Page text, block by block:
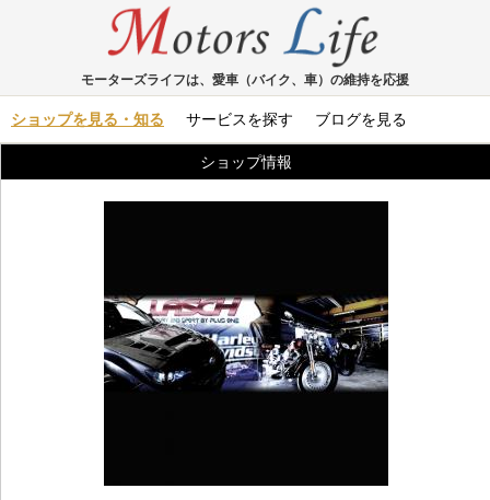
モーターズライフは、愛車（バイク、車）の維持を応援
ショップを見る・知る サービスを探す ブログを見る
ショップ情報